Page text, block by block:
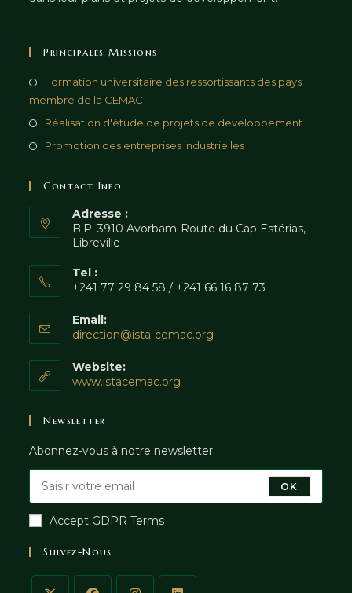
Principales Missions
Formation universitaire des ressortissants des pays
membre de la CEMAC
Réalisation d'étude de projets de developpement
Promotion des entreprises industrielles
Contact Info
Adresse :
B.P. 3910 Avorbam-Route du Cap Estérias,
Libreville
Tel :
+241 77 29 84 58 / +241 66 16 87 73
Email:
direction@ista-cemac.org
Website:
www.istacemac.org
Newsletter
Abonnez-vous à notre newsletter
OK
Accept GDPR Terms
Suivez-Nous